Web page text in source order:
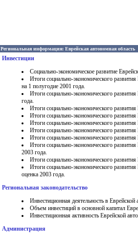
Региональная информация: Еврейская автономная область
Инвестиции
Социально-экономическое развитие
Итоги социально-экономического
на 1 полугодие 2001 года.
Итоги социально-экономического
года.
Итоги социально-экономического
Итоги социально-экономического
Итоги социально-экономического
Итоги социально-экономического
Итоги социально-экономического
Итоги социально-экономического
2003 года.
Итоги социально-экономического
Итоги социально-экономического
оценка 2003 года.
Региональная законодательство
Инвестиционная деятельность в Еврейской
Объем инвестиций в основной капитал
Инвестиционная активность Еврейской
Администрация